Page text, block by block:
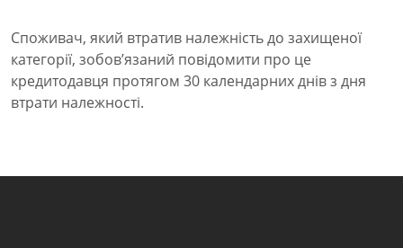
Споживач, який втратив належність до захищеної
категорії, зобов’язаний повідомити про це
кредитодавця протягом 30 календарних днів з дня
втрати належності.